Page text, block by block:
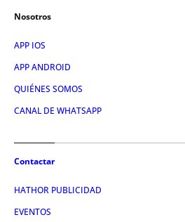
Nosotros
APP IOS
APP ANDROID
QUIÉNES SOMOS
CANAL DE WHATSAPP
Contactar
HATHOR PUBLICIDAD
EVENTOS